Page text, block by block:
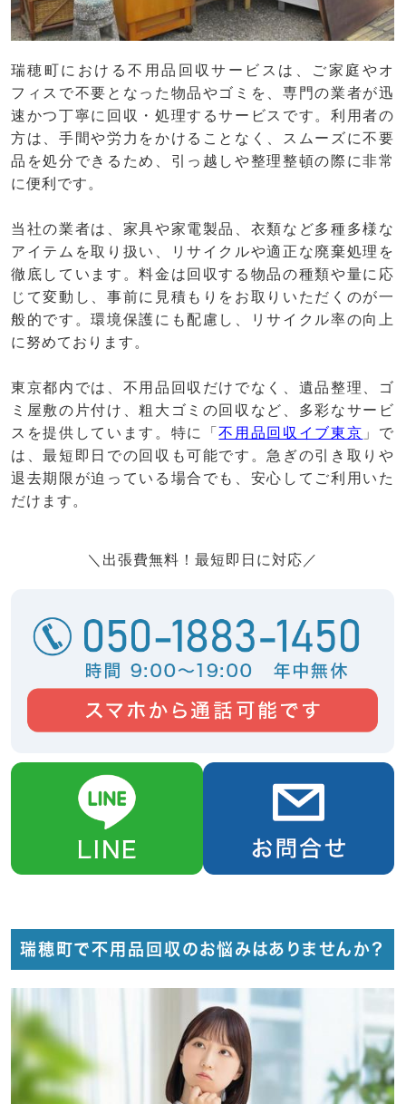
瑞穂町における不用品回収サービスは、ご家庭やオ
フィスで不要となった物品やゴミを、専門の業者が迅
速かつ丁寧に回収・処理するサービスです。利用者の
方は、手間や労力をかけることなく、スムーズに不要
品を処分できるため、引っ越しや整理整頓の際に非常
に便利です。
当社の業者は、家具や家電製品、衣類など多種多様な
アイテムを取り扱い、リサイクルや適正な廃棄処理を
徹底しています。料金は回収する物品の種類や量に応
じて変動し、事前に見積もりをお取りいただくのが一
般的です。環境保護にも配慮し、リサイクル率の向上
に努めております。
東京都内では、不用品回収だけでなく、遺品整理、ゴ
ミ屋敷の片付け、粗大ゴミの回収など、多彩なサービ
スを提供しています。特に「不用品回収イブ東京 」で
は、最短即日での回収も可能です。急ぎの引き取りや
退去期限が迫っている場合でも、安心してご利用いた
だけます。
＼出張費無料！最短即日に対応／
瑞穂町で不用品回収のお悩みはありませんか？